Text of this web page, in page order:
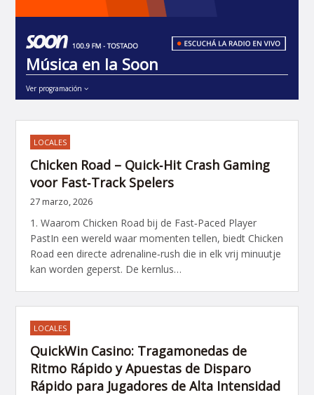
Música en la Soon
Ver programación
LOCALES
Chicken Road – Quick‑Hit Crash Gaming
voor Fast‑Track Spelers
27 marzo, 2026
1. Waarom Chicken Road bij de Fast‑Paced Player
PastIn een wereld waar momenten tellen, biedt Chicken
Road een directe adrenaline‑rush die in elk vrij minuutje
kan worden geperst. De kernlus…
LOCALES
QuickWin Casino: Tragamonedas de
Ritmo Rápido y Apuestas de Disparo
Rápido para Jugadores de Alta Intensidad